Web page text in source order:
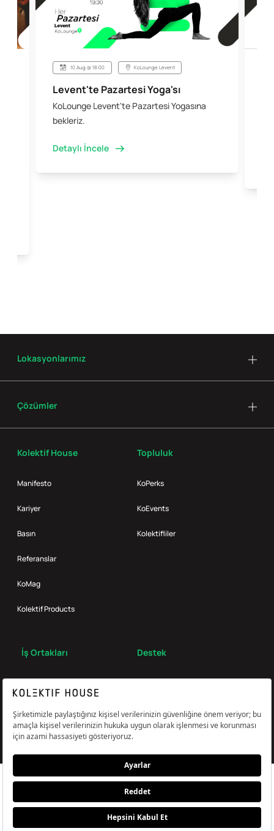
10 Aug @ 18:00 KoLounge Levent
Levent'te Pazartesi Yoga'sı
KoLounge Levent'te Pazartesi Yogasına
bekleriz.
Detaylı İncele
Kolektif House
Manifesto
Kariyer
Basın
Referanslar
KoMag
Kolektif Products
Topluluk
KoPerks
KoEvents
Kolektifliler
İş Ortakları Destek
Lokasyonlarımız
Çözümler
Çerez Tercihlerini Yönetin